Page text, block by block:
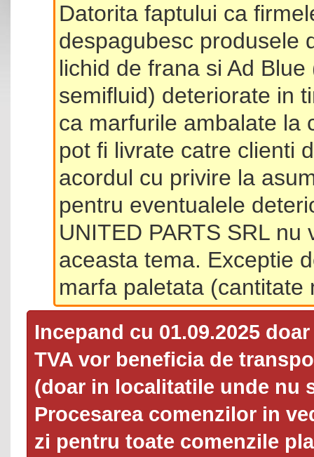
Datorita faptului ca
despagubesc produsele
lichid de frana si Ad
semifluid) deteriorate in
ca marfurile ambalate la
pot fi livrate catre clienti
acordul cu privire la
pentru eventualele
UNITED PARTS SRL
aceasta tema. Exceptie
marfa paletata (cantitate
Incepand cu 01.09.2025
TVA vor beneficia de
(doar in localitatile unde nu
Procesarea comenzilor in
zi pentru toate comenzile